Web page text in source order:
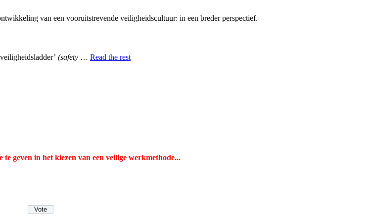
van een vooruitstrevende veiligheidscultuur: in een breder perspectief.
(safety … Read the rest
geven in het kiezen van een veilige werkmethode...